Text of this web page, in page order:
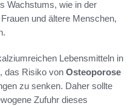
Wachstums, wie in der
und ältere Menschen,
Lebensmitteln in
das Risiko von Osteoporose
zu senken. Daher sollte
Zufuhr dieses